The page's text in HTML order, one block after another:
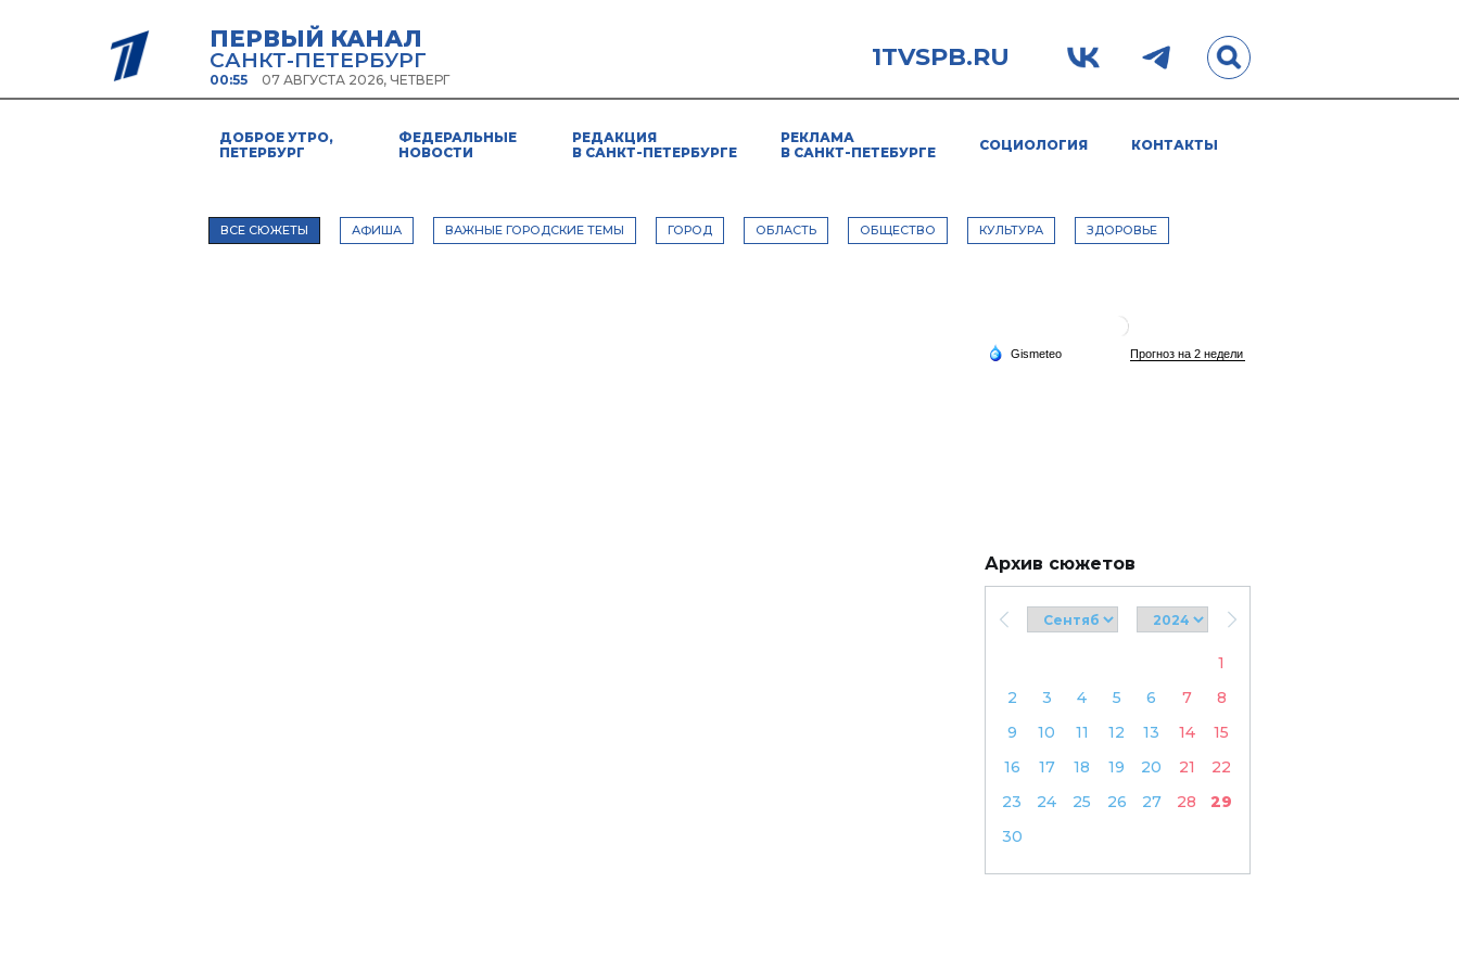
ПЕРВЫЙ КАНАЛ
САНКТ-ПЕТЕРБУРГ
00:55 07 АВГУСТА 2026, ЧЕТВЕРГ
1TVSPB.RU
ДОБРОЕ УТРО,
ПЕТЕРБУРГ
ФЕДЕРАЛЬНЫЕ
НОВОСТИ
РЕДАКЦИЯ
В САНКТ-ПЕТЕРБУРГЕ
РЕКЛАМА
В САНКТ-ПЕТЕБУРГЕ
СОЦИОЛОГИЯ КОНТАКТЫ
ВСЕ СЮЖЕТЫ АФИША ВАЖНЫЕ ГОРОДСКИЕ ТЕМЫ ГОРОД ОБЛАСТЬ ОБЩЕСТВО КУЛЬТУРА ЗДОРОВЬЕ
Архив сюжетов
1
2
3 4 5 6 7
8
9
10 11 12 13 14
15
16
17 18 19 20 21
22
23
24 25 26 27 28
29
30